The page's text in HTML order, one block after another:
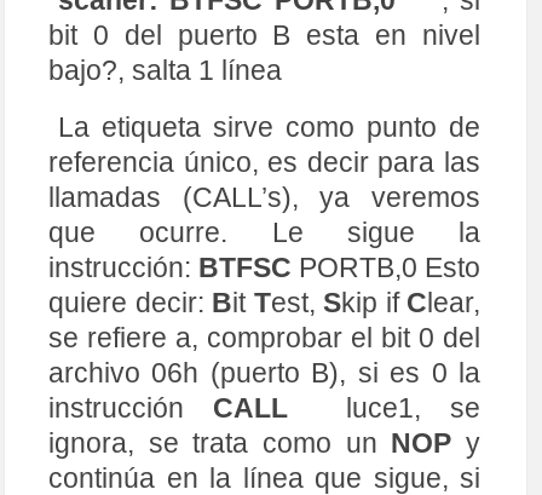
41
42
43
44
45
46
47
48
49
51
52
53
54
55
56
MOVLW
0x07 ; pone el literal =
b00
00
0111 en el registro W
MOVWF PORTB define RB0- RB2 como entra
da, los otros ,
salidas
CLRF PORTA ; limpia
;define todo el puerto A c
omo salida
bank0
;Regresa a pagina0 para contin
uar
CLRF PORTA ; limpia el puerto A
Escanea los pulsadores hasta que se pu
lsa uno
scaner : BTFSC PORTB,0 bit 0 del puerto
1
linea
CALL luce1 ;salta encender LE
BTFSC PORTB, 1 ; bit 1 del puerto
B
bajo
linea
CALL luce2 salta a encender LE
BTFSC PORTB ,2 ; bit 2 del puerto
B
esta en bajo ,
CALL luce3 ;salta a encender LE
bit 0 del puerto B esta en nivel
bajo?, salta 1 línea
La etiqueta sirve como punto de
referencia único, es decir para las
llamadas (CALL’s), ya veremos
que ocurre. Le sigue la
instrucción: BTFSC PORTB,0 Esto
quiere decir: Bit Test, Skip if Clear,
se refiere a, comprobar el bit 0 del
archivo 06h (puerto B), si es 0 la
instrucción CALL luce1, se
ignora, se trata como un NOP y
continúa en la línea que sigue, si